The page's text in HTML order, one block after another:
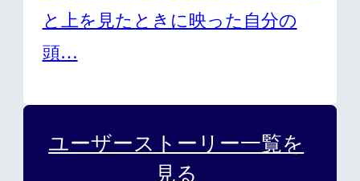
と上を見たときに映った自分の
頭…
ユーザーストーリー一覧を
見る